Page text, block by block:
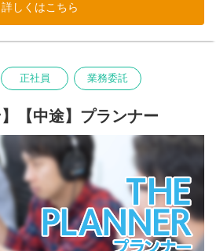
ンセプトアート作成、背景デザイン、
デザインの他にこれらをゲームに実装
デザイン、レタッチ、販促物・ノベル
詳しくはこちら
正社員 業務委託
】【中途】プランナー